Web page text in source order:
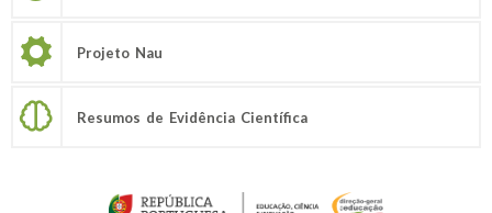
Projeto Nau
Resumos de Evidência Científica